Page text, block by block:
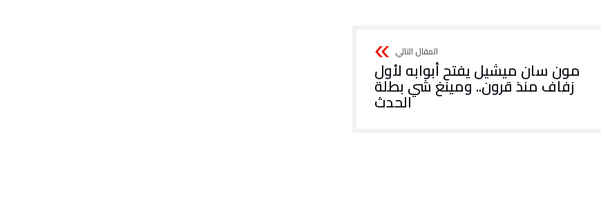
مون سان ميشيل يفتح أبوابه لأول
زفاف منذ قرون.. ومينغ شي بطلة
الحدث